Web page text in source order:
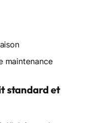
maintenance
standard et